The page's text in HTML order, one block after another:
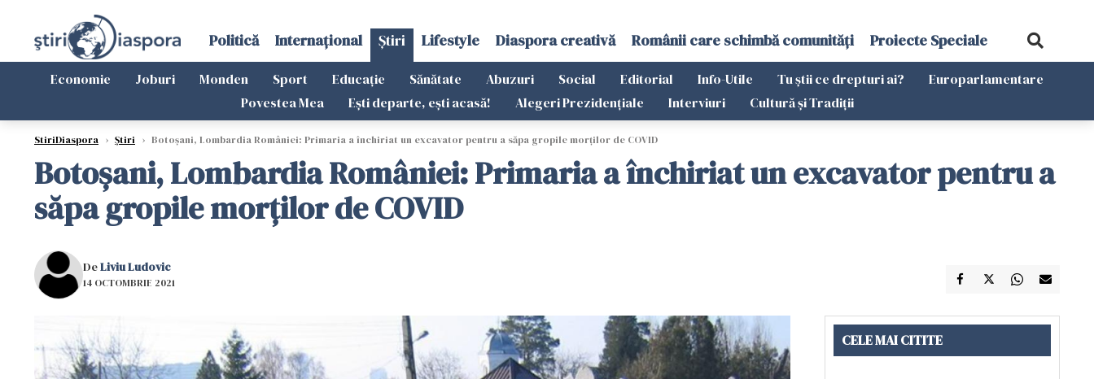
Politică Internațional Știri Lifestyle Diaspora creativă Românii care schimbă comunități Proiecte Speciale
Economie Joburi Monden Sport Educație Sănătate Abuzuri Social Editorial Info-Utile Tu știi ce drepturi ai?
Europarlamentare
Povestea Mea
Ești departe, ești acasă! Alegeri Prezidențiale Interviuri Cultură și Tradiții
StiriDiaspora › Știri › Botoșani, Lombardia României: Primaria a închiriat un excavator pentru a săpa gropile morților de COVID
Botoșani, Lombardia României: Primaria a închiriat un excavator pentru a
săpa gropile morților de COVID
DeLiviu Ludovic
14 OCTOMBRIE 2021
CELE MAI CITITE